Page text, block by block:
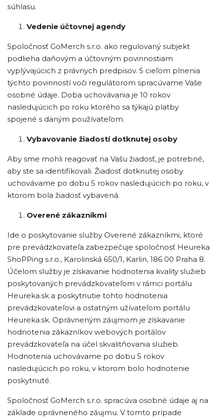
súhlasu.
Vedenie účtovnej agendy
Spoločnosť GoMerch s.r.o. ako regulovaný subjekt
podlieha daňovým a účtovným povinnostiam
vyplývajúcich z právnych predpisov. S cieľom plnenia
týchto povinností voči regulátorom spracúvame Vaše
osobné údaje. Doba uchovávania je 10 rokov
nasledujúcich po roku ktorého sa týkajú platby
spojené s daným používateľom.
Vybavovanie žiadostí dotknutej osoby
Aby sme mohli reagovať na Vašu žiadosť, je potrebné,
aby ste sa identifikovali. Žiadosť dotknutej osoby
uchovávame po dobu 5 rokov nasledujúcich po roku, v
ktorom bola žiadosť vybavená.
Overené zákazníkmi
Ide o poskytovanie služby Overené zákazníkmi, ktoré
pre prevádzkovateľa zabezpečuje spoločnosť Heureka
ShoPPing s.r.o., Karolinská 650/1, Karlin, 186 00 Praha 8.
Účelom služby je získavanie hodnotenia kvality služieb
poskytovaných prevádzkovateľom v rámci portálu
Heureka.sk a poskytnutie tohto hodnotenia
prevádzkovateľovi a ostatným užívateľom portálu
Heureka.sk. Oprávneným záujmom je získavanie
hodnotenia zákazníkov webových portálov
prevádzkovateľa na účel skvalitňovania služieb.
Hodnotenia uchovávame po dobu 5 rokov
nasledujúcich po roku, v ktorom bolo hodnotenie
poskytnuté.
Spoločnosť GoMerch s.r.o. spracúva osobné údaje aj na
základe oprávneného záujmu. V tomto prípade